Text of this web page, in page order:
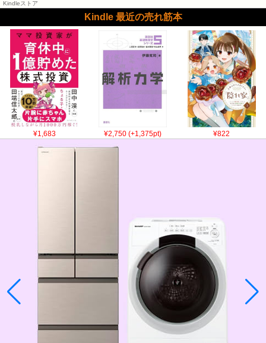
Kindleストア
Kindle 最近の売れ筋本
¥1,683 ¥2,750 (+1,375pt) ¥822